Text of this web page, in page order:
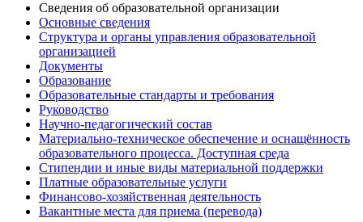
Сведения об образовательной организации
Основные сведения
Структура и органы управления образовательной
организацией
Документы
Образование
Образовательные стандарты и требования
Руководство
Научно-педагогический состав
Материально-техническое обеспечение и оснащённость
образовательного процесса. Доступная среда
Стипендии и иные виды материальной поддержки
Платные образовательные услуги
Финансово-хозяйственная деятельность
Вакантные места для приема (перевода)